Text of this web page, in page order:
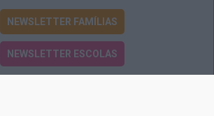
NEWSLETTER FAMÍLIAS
NEWSLETTER ESCOLAS